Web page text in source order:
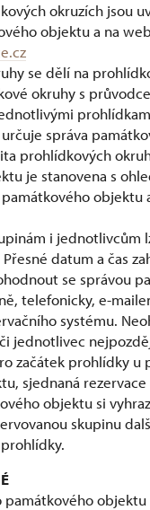
okruzích jsou
objektu a na
se dělí na
okruhy s
správa
prohlídkových
je stanovena s
objektu
i jednotlivcům
datum a čas
se správou
telefonicky, e-
systému.
jednotlivec
začátek prohlídky u
sjednaná
objektu si
skupinu
objektu